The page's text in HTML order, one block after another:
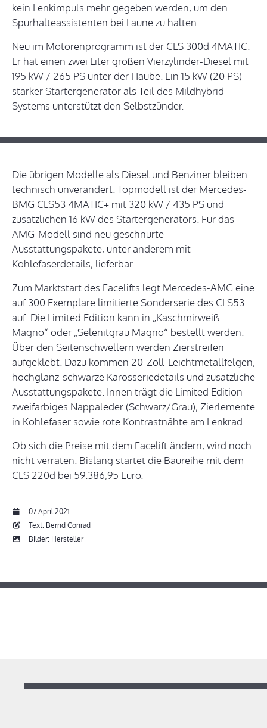
kein Lenkimpuls mehr gegeben werden, um den
Spurhalteassistenten bei Laune zu halten.
Neu im Motorenprogramm ist der CLS 300d 4MATIC.
Er hat einen zwei Liter großen Vierzylinder-Diesel mit
195 kW / 265 PS unter der Haube. Ein 15 kW (20 PS)
starker Startergenerator als Teil des Mildhybrid-
Systems unterstützt den Selbstzünder.
Die übrigen Modelle als Diesel und Benziner bleiben
technisch unverändert. Topmodell ist der Mercedes-
BMG CLS53 4MATIC+ mit 320 kW / 435 PS und
zusätzlichen 16 kW des Startergenerators. Für das
AMG-Modell sind neu geschnürte
Ausstattungspakete, unter anderem mit
Kohlefaserdetails, lieferbar.
Zum Marktstart des Facelifts legt Mercedes-AMG eine
auf 300 Exemplare limitierte Sonderserie des CLS53
auf. Die Limited Edition kann in „Kaschmirweiß
Magno“ oder „Selenitgrau Magno“ bestellt werden.
Über den Seitenschwellern werden Zierstreifen
aufgeklebt. Dazu kommen 20-Zoll-Leichtmetallfelgen,
hochglanz-schwarze Karosseriedetails und zusätzliche
Ausstattungspakete. Innen trägt die Limited Edition
zweifarbiges Nappaleder (Schwarz/Grau), Zierlemente
in Kohlefaser sowie rote Kontrastnähte am Lenkrad.
Ob sich die Preise mit dem Facelift ändern, wird noch
nicht verraten. Bislang startet die Baureihe mit dem
CLS 220d bei 59.386,95 Euro.
07.April 2021
Text: Bernd Conrad
Bilder: Hersteller